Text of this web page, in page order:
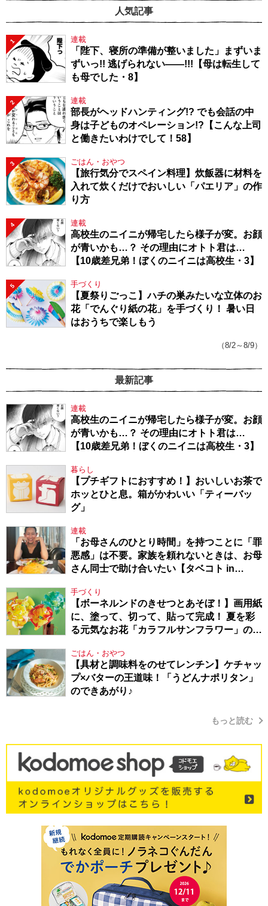
人気記事
1 連載
「陛下、寝所の準備が整いました」まずいま
ずいっ!! 逃げられない――!!!【母は転生して
も母でした・8】
2 連載
部長がヘッドハンティング!? でも会話の中
身は子どものオペレーション!?【こんな上司
と働きたいわけでして！58】
3 ごはん・おやつ
【旅行気分でスペイン料理】炊飯器に材料を
入れて炊くだけでおいしい「パエリア」の作
り方
4 連載
高校生のニイニが帰宅したら様子が変。お顔
が青いかも…？ その理由にオトト君は…
【10歳差兄弟！ぼくのニイニは高校生・3】
5 手づくり
【夏祭りごっこ】ハチの巣みたいな立体のお
花「でんぐり紙の花」を手づくり！ 暑い日
はおうちで楽しもう
（8/2～8/9）
最新記事
連載
高校生のニイニが帰宅したら様子が変。お顔
が青いかも…？ その理由にオトト君は…
【10歳差兄弟！ぼくのニイニは高校生・3】
暮らし
【プチギフトにおすすめ！】おいしいお茶で
ホッとひと息。箱がかわいい「ティーバッ
グ」
連載
「お母さんのひとり時間」を持つことに「罪
悪感」は不要。家族を頼れないときは、お母
さん同士で助け合いたい【タベコト in
手づくり
【ボーネルンドのきせつとあそぼ！】画用紙
に、塗って、切って、貼って完成！ 夏を彩
る元気なお花「カラフルサンフラワー」の作
ごはん・おやつ
【具材と調味料をのせてレンチン】ケチャッ
プ×バターの王道味！「うどんナポリタン」
のできあがり♪
もっと読む